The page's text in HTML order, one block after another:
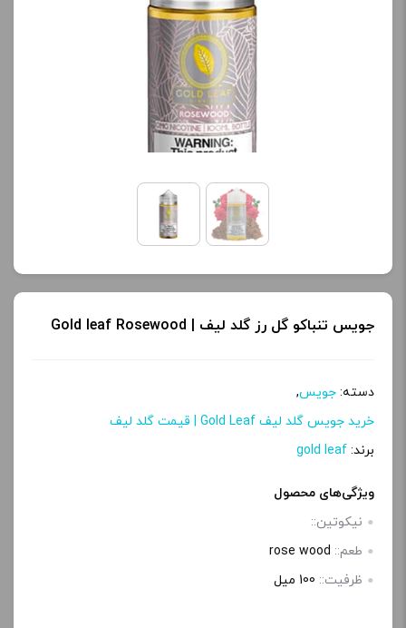
جویس تنباکو گل رز گلد لیف | Gold leaf Rosewood
دسته: جویس,
خرید جویس گلد لیف Gold Leaf | قیمت گلد لیف
برند: gold leaf
ویژگی‌های محصول
نیکوتین::
طعم:: rose wood
ظرفیت:: 100 میل